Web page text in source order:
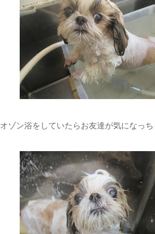
オゾン浴をしていたらお友達が気になっ